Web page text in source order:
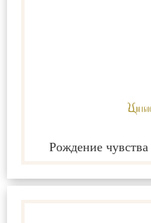
Рождение чувства